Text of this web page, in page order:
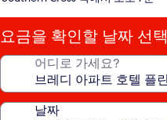
박
시
설
요금을 확인할 날짜 선택
어디로 가세요?
날짜